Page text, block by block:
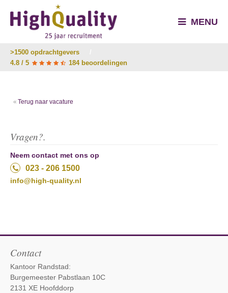
MENU
>1500 opdrachtgevers
4.8 / 5
184 beoordelingen
Terug naar vacature
Vragen?.
Neem contact met ons op
023 - 206 1500
info@high-quality.nl
Contact
Kantoor Randstad:
Burgemeester Pabstlaan 10C
2131 XE Hoofddorp